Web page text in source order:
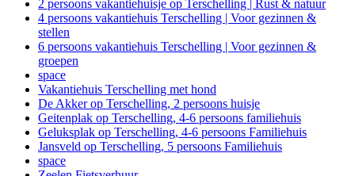
2 persoons vakantiehuisje op Terschelling | Rust & natuur
4 persoons vakantiehuis Terschelling | Voor gezinnen &
stellen
6 persoons vakantiehuis Terschelling | Voor gezinnen &
groepen
space
Vakantiehuis Terschelling met hond
De Akker op Terschelling, 2 persoons huisje
Geitenplak op Terschelling, 4-6 persoons familiehuis
Geluksplak op Terschelling, 4-6 persoons Familiehuis
Jansveld op Terschelling, 5 persoons Familiehuis
space